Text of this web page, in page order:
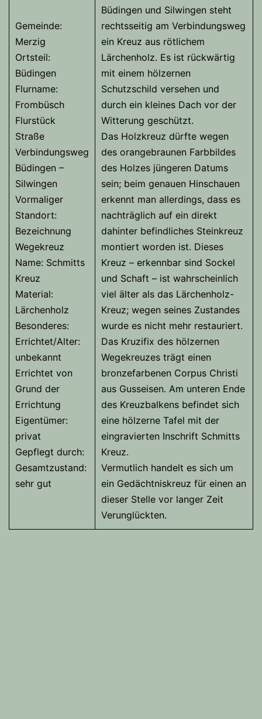
Gemeinde:
Merzig
Ortsteil:
Büdingen
Flurname:
Frombüsch
Flurstück
Straße
Verbindungsweg
Büdingen –
Silwingen
Vormaliger
Standort:
Bezeichnung
Wegekreuz
Name: Schmitts
Kreuz
Material:
Lärchenholz
Besonderes:
Errichtet/Alter:
unbekannt
Errichtet von
Grund der
Errichtung
Eigentümer:
privat
Gepflegt durch:
Gesamtzustand:
sehr gut
Büdingen und Silwingen steht
rechtsseitig am Verbindungsweg
ein Kreuz aus rötlichem
Lärchenholz. Es ist rückwärtig
mit einem hölzernen
Schutzschild versehen und
durch ein kleines Dach vor der
Witterung geschützt.
Das Holzkreuz dürfte wegen
des orangebraunen Farbbildes
des Holzes jüngeren Datums
sein; beim genauen Hinschauen
erkennt man allerdings, dass es
nachträglich auf ein direkt
dahinter befindliches Steinkreuz
montiert worden ist. Dieses
Kreuz – erkennbar sind Sockel
und Schaft – ist wahrscheinlich
viel älter als das Lärchenholz-
Kreuz; wegen seines Zustandes
wurde es nicht mehr restauriert.
Das Kruzifix des hölzernen
Wegekreuzes trägt einen
bronzefarbenen Corpus Christi
aus Gusseisen. Am unteren Ende
des Kreuzbalkens befindet sich
eine hölzerne Tafel mit der
eingravierten Inschrift Schmitts
Kreuz.
Vermutlich handelt es sich um
ein Gedächtniskreuz für einen an
dieser Stelle vor langer Zeit
Verunglückten.